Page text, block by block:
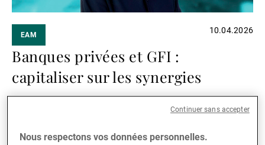
EAM 10.04.2026
Banques privées et GFI :
capitaliser sur les synergies
Le segment des gestionnaires de fortune
de l’activité de l’Union Bancaire Privée (UBP),
Nous respectons vos données personnelles.
Continuer sans accepter